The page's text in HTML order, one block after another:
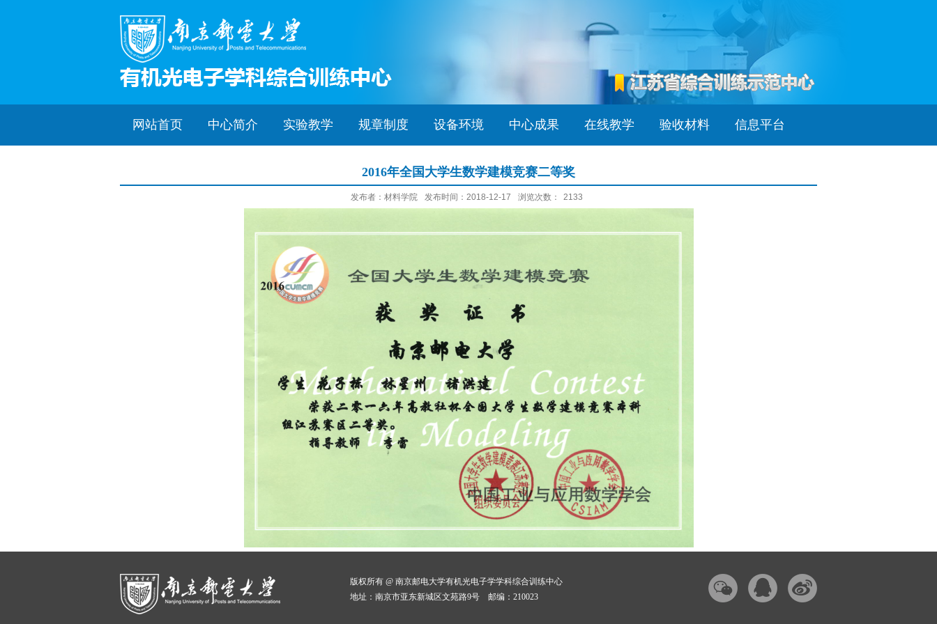
网站首页 中心简介 实验教学 规章制度 设备环境 中心成果 在线教学 验收材料 信息平台
2016年全国大学生数学建模竞赛二等奖
发布者：材料学院 发布时间：2018-12-17 浏览次数： 2133
版权所有 @ 南京邮电大学有机光电子学学科综合训练中心
地址：南京市亚东新城区文苑路9号 邮编：210023